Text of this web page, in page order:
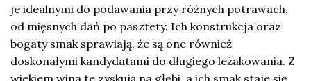
je idealnymi do podawania przy różnych potrawach,
od mięsnych dań po pasztety. Ich konstrukcja oraz
bogaty smak sprawiają, że są one również
doskonałymi kandydatami do długiego leżakowania. Z